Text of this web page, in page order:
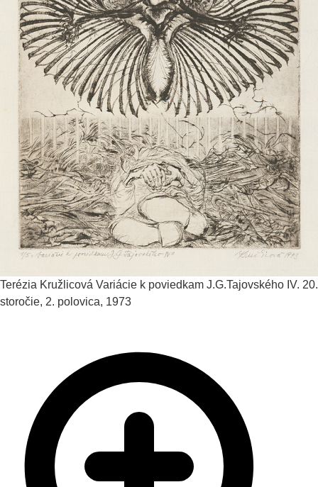
Terézia Kružlicová Variácie k poviedkam J.G.Tajovského IV. 20.
storočie, 2. polovica, 1973